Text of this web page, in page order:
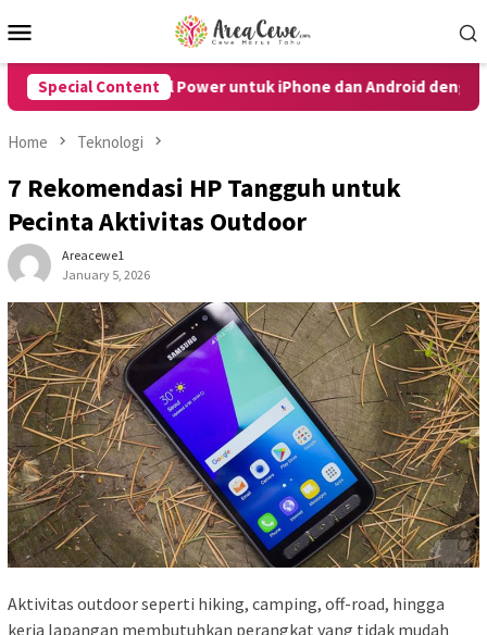
to
Menu
Special Content
Tombol Power untuk iPhone dan Android dengan Mudah
Home Teknologi
7 Rekomendasi HP Tangguh untuk
Pecinta Aktivitas Outdoor
Areacewe1
January 5, 2026
Aktivitas outdoor seperti hiking, camping, off-road, hingga
kerja lapangan membutuhkan perangkat yang tidak mudah